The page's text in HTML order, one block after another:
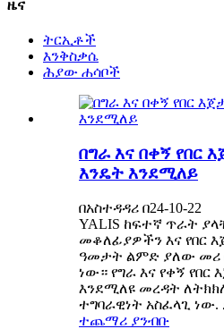
ዜና
ትርኢቶች
እንቅስቃሴ
ሕያው ሐሳቦች
በግራ እና በቀኝ የበር
እንዴት እንደሚለይ
በአስተዳዳሪ በ24-10-22
YALIS ከፍተኛ ጥራት
መቆለፊያዎችን እና የበር
ዓመታት ልምድ ያለው መሪ
ነው። የግራ እና የቀኝ የበር
እንደሚለዩ መረዳት
ተግባራዊነት አስፈላጊ
ተጨማሪ ያንብቡ